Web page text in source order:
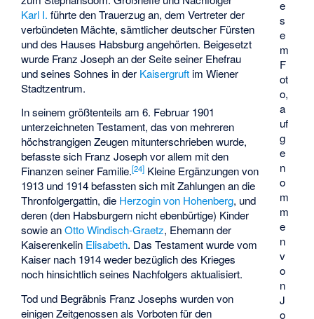
e
s
e
m
F
ot
o,
a
uf
g
e
n
o
m
m
e
n
v
o
n
J
o
Karl I. führte den Trauerzug an, dem Vertreter der
verbündeten Mächte, sämtlicher deutscher Fürsten
und des Hauses Habsburg angehörten. Beigesetzt
wurde Franz Joseph an der Seite seiner Ehefrau
und seines Sohnes in der Kaisergruft im Wiener
Stadtzentrum.
In seinem größtenteils am 6. Februar 1901
unterzeichneten Testament, das von mehreren
höchstrangigen Zeugen mitunterschrieben wurde,
befasste sich Franz Joseph vor allem mit den
Finanzen seiner Familie.[24] Kleine Ergänzungen von
1913 und 1914 befassten sich mit Zahlungen an die
Thronfolgergattin, die Herzogin von Hohenberg, und
deren (den Habsburgern nicht ebenbürtige) Kinder
sowie anOtto Windisch-Graetz, Ehemann der
Kaiserenkelin Elisabeth. Das Testament wurde vom
Kaiser nach 1914 weder bezüglich des Krieges
noch hinsichtlich seines Nachfolgers aktualisiert.
Tod und Begräbnis Franz Josephs wurden von
einigen Zeitgenossen als Vorboten für den